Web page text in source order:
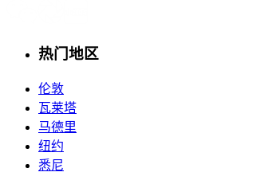
热门地区
伦敦
瓦莱塔
马德里
纽约
悉尼